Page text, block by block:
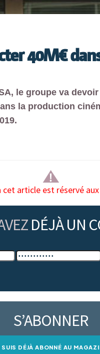
40M€
le groupe va
la production
cet article est réservé
DÉJÀ UN
S’ABONNER
SUIS DÉJÀ ABONNÉ AU